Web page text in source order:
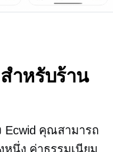
ำหรับร้าน
คุณสามารถ
หนึ่ง ค่าธรรมเนียม